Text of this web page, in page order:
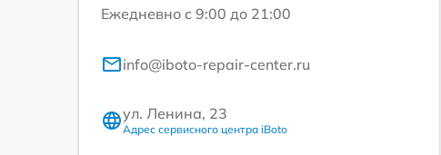
Ежедневно с 9:00 до 21:00
info@iboto-repair-center.ru
ул. Ленина, 23
Адрес сервисного центра iBoto